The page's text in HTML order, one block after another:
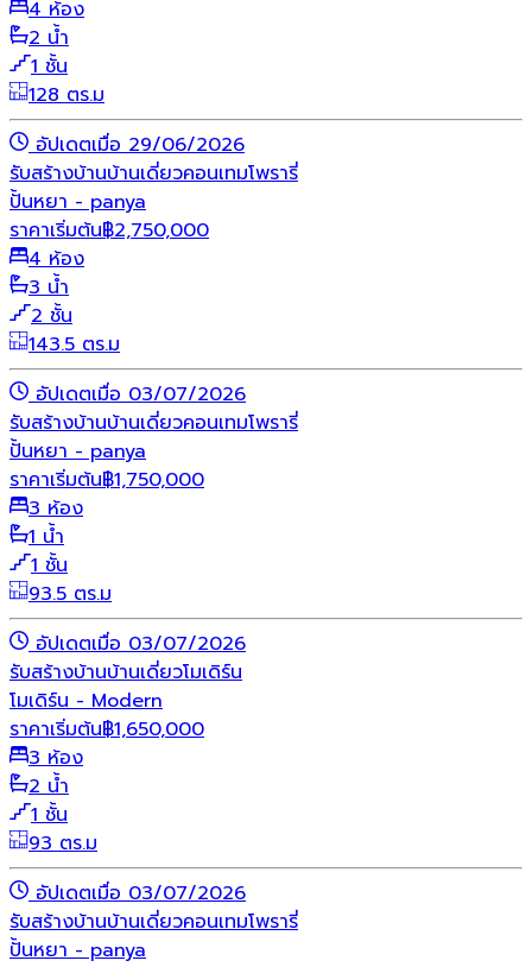
4 ห้อง
2 น้ำ
1 ชั้น
128 ตร.ม
อัปเดตเมื่อ 29/06/2026
รับสร้างบ้านบ้านเดี่ยวคอนเทมโพรารี่
ปั้นหยา - panya
ราคาเริ่มต้น฿2,750,000
4 ห้อง
3 น้ำ
2 ชั้น
143.5 ตร.ม
อัปเดตเมื่อ 03/07/2026
รับสร้างบ้านบ้านเดี่ยวคอนเทมโพรารี่
ปั้นหยา - panya
ราคาเริ่มต้น฿1,750,000
3 ห้อง
1 น้ำ
1 ชั้น
93.5 ตร.ม
อัปเดตเมื่อ 03/07/2026
รับสร้างบ้านบ้านเดี่ยวโมเดิร์น
โมเดิร์น - Modern
ราคาเริ่มต้น฿1,650,000
3 ห้อง
2 น้ำ
1 ชั้น
93 ตร.ม
อัปเดตเมื่อ 03/07/2026
รับสร้างบ้านบ้านเดี่ยวคอนเทมโพรารี่
ปั้นหยา - panya